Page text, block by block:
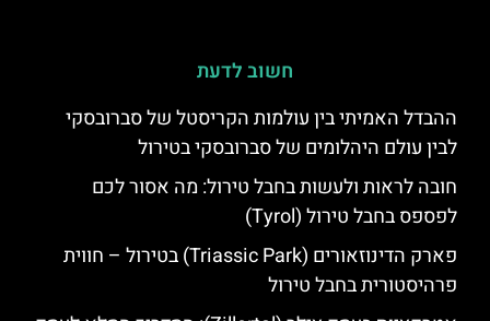
חשוב לדעת
ההבדל האמיתי בין עולמות הקריסטל של סברובסקי
לבין עולם היהלומים של סברובסקי בטירול
חובה לראות ולעשות בחבל טירול: מה אסור לכם
לפספס בחבל טירול (Tyrol)
פארק הדינוזאורים (Triassic Park) בטירול – חווית
פרהיסטורית בחבל טירול